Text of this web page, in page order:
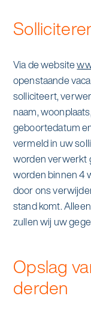
Via de website
openstaande
solliciteert,
naam,
geboortedatum
vermeld in uw
worden verwerkt
worden binnen 4
door ons
stand komt.
zullen wij uw
Opslag
derden